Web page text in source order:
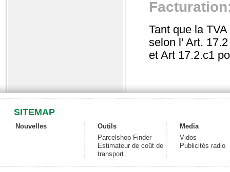
Tant que la
selon l' Art.
et Art 17.2.c1
SITEMAP
Nouvelles
Outils
Parcelshop Finder
Estimateur de coût de
transport
Media
Vidos
Publicités radio